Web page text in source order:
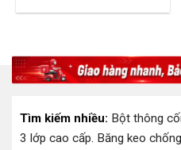
1.200.000 ₫.
là:
Tìm kiếm nhiều: Bột thông
3 lớp cao cấp. Băng keo